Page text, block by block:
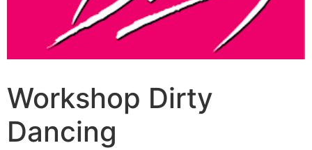
Workshop Dirty
Dancing